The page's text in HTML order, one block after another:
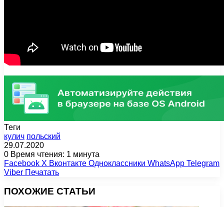
Теги
кулич польский
29.07.2020
0 Время чтения: 1 минута
Facebook X Вконтакте Одноклассники WhatsApp Telegram
Viber Печатать
ПОХОЖИЕ СТАТЬИ